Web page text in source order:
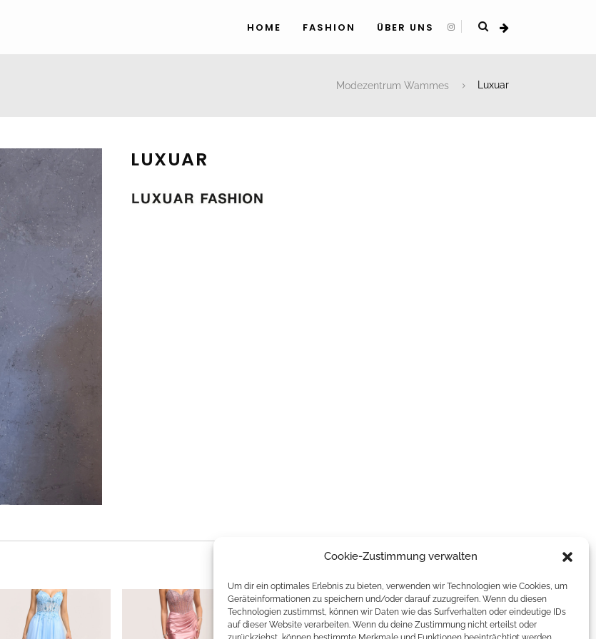
Cookie-Zustimmung verwalten
Um dir ein optimales Erlebnis zu bieten, verwenden wir Technologien wie Cookies, um
Geräteinformationen zu speichern und/oder darauf zuzugreifen. Wenn du diesen
Technologien zustimmst, können wir Daten wie das Surfverhalten oder eindeutige IDs
auf dieser Website verarbeiten. Wenn du deine Zustimmung nicht erteilst oder
HOME FASHION ÜBER UNS
Modezentrum Wammes Luxuar
LUXUAR